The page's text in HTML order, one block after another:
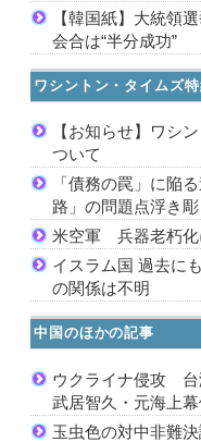
【韓国紙】大統領
会合は“半分成功”
ワシントン・タイムズ
【お知らせ】ワシ
ついて
「債務の罠」に陥
路」の問題点浮き彫
米空軍 兵器老朽化
イスラム国 過去に
の関係は不明
中国のほかの記事
ウクライナ侵攻
武居智久・元海上
玉虫色の対中非難